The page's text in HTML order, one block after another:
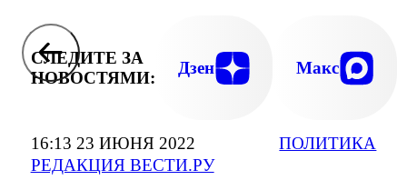
16:13 23 ИЮНЯ 2022
РЕДАКЦИЯ ВЕСТИ.РУ
ПОЛИТИКА
СЛЕДИТЕ ЗА
НОВОСТЯМИ:
Дзен Макс